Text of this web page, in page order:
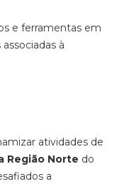
e ferramentas em
à
atividades de
Região Norte do
a